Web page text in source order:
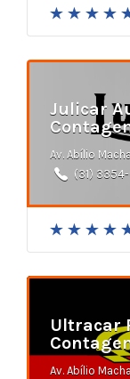
Julicar
Av. Abílio
(31)
Ultracar
Av. Abílio